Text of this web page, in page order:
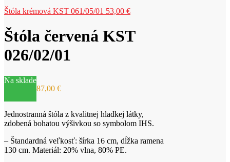
Štóla krémová KST 061/05/01 53,00 €
Štóla červená KST
026/02/01
Na sklade
87,00 €
Jednostranná štóla z kvalitnej hladkej látky,
zdobená bohatou výšivkou so symbolom IHS.
– Štandardná veľkosť: šírka 16 cm, dĺžka ramena
130 cm. Materiál: 20% vlna, 80% PE.